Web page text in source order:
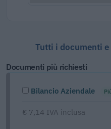
Tutti i documenti
Documenti più richiesti
Bilancio Aziendale
€ 7,14 IVA inclusa